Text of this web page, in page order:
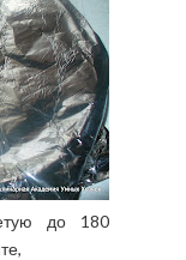
до 180